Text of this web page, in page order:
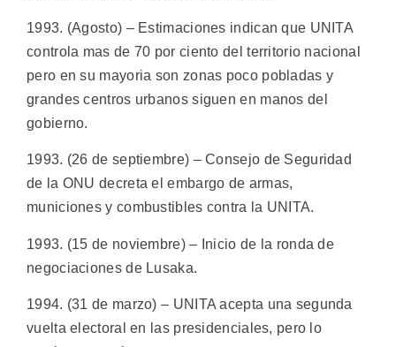
1993. (Agosto) – Estimaciones indican que UNITA
controla mas de 70 por ciento del territorio nacional
pero en su mayoria son zonas poco pobladas y
grandes centros urbanos siguen en manos del
gobierno.
1993. (26 de septiembre) – Consejo de Seguridad
de la ONU decreta el embargo de armas,
municiones y combustibles contra la UNITA.
1993. (15 de noviembre) – Inicio de la ronda de
negociaciones de Lusaka.
1994. (31 de marzo) – UNITA acepta una segunda
vuelta electoral en las presidenciales, pero lo